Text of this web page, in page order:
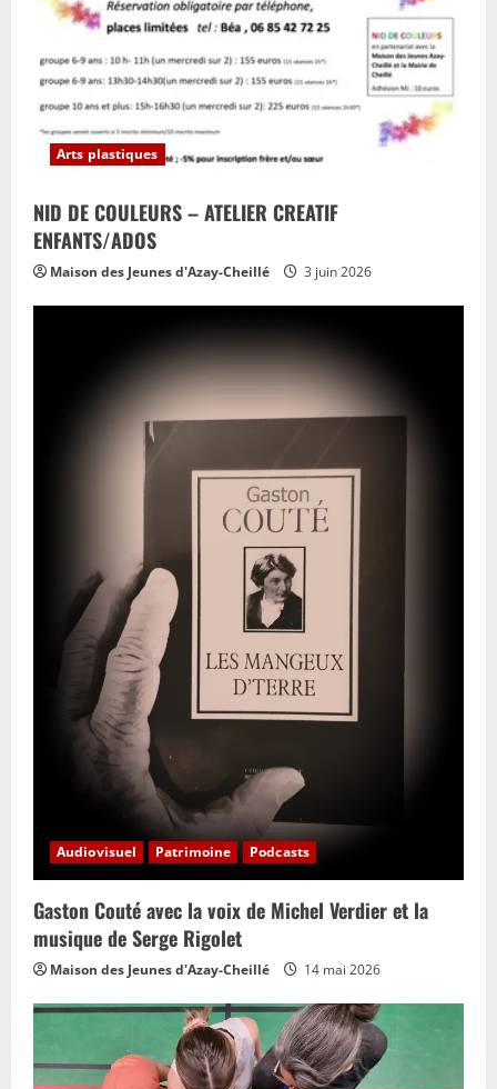
Arts plastiques
NID DE COULEURS – ATELIER CREATIF
ENFANTS/ADOS
Maison des Jeunes d'Azay-Cheillé 3 juin 2026
Audiovisuel Patrimoine Podcasts
Gaston Couté avec la voix de Michel Verdier et la
musique de Serge Rigolet
Maison des Jeunes d'Azay-Cheillé 14 mai 2026